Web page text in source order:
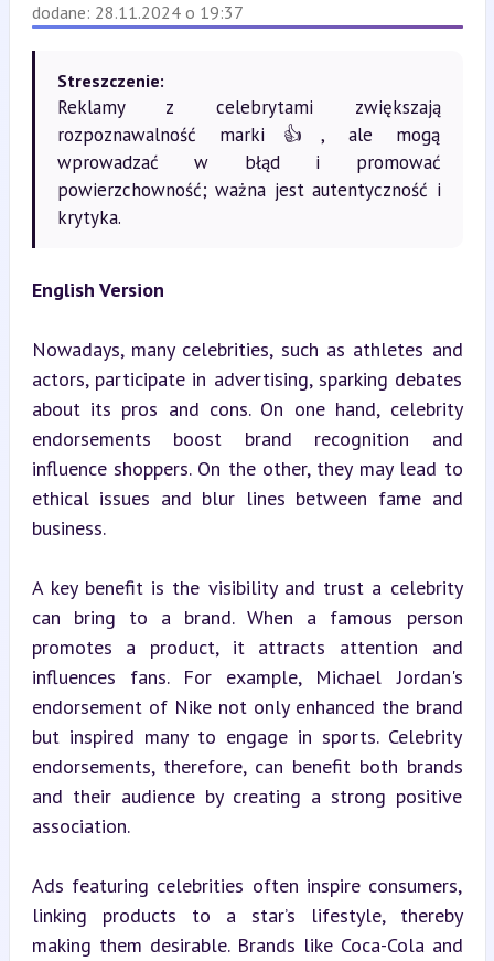
dodane: 28.11.2024 o 19:37
Streszczenie:
Reklamy z celebrytami zwiększają
rozpoznawalność marki👍, ale mogą
wprowadzać w błąd i promować
powierzchowność; ważna jest autentyczność i
krytyka.
English Version
Nowadays, many celebrities, such as athletes and
actors, participate in advertising, sparking debates
about its pros and cons. On one hand, celebrity
endorsements boost brand recognition and
influence shoppers. On the other, they may lead to
ethical issues and blur lines between fame and
business.
A key benefit is the visibility and trust a celebrity
can bring to a brand. When a famous person
promotes a product, it attracts attention and
influences fans. For example, Michael Jordan's
endorsement of Nike not only enhanced the brand
but inspired many to engage in sports. Celebrity
endorsements, therefore, can benefit both brands
and their audience by creating a strong positive
association.
Ads featuring celebrities often inspire consumers,
linking products to a star’s lifestyle, thereby
making them desirable. Brands like Coca-Cola and